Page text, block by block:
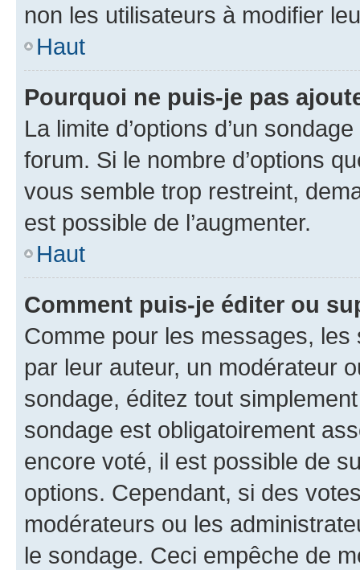
non les utilisateurs à modifier
Haut
Pourquoi ne puis-je pas
La limite d’options d’un
forum. Si le nombre d’options
vous semble trop restreint,
est possible de l’augmenter.
Haut
Comment puis-je éditer ou
Comme pour les messages,
par leur auteur, un modérateur
sondage, éditez tout
sondage est obligatoirement
encore voté, il est possible de
options. Cependant, si des
modérateurs ou les
le sondage. Ceci empêche de